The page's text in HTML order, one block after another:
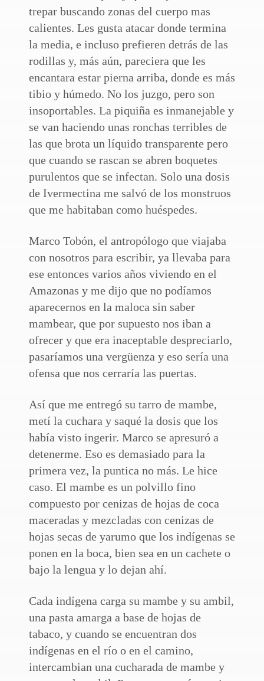
trepar buscando zonas del cuerpo mas
calientes. Les gusta atacar donde termina
la media, e incluso prefieren detrás de las
rodillas y, más aún, pareciera que les
encantara estar pierna arriba, donde es más
tibio y húmedo. No los juzgo, pero son
insoportables. La piquiña es inmanejable y
se van haciendo unas ronchas terribles de
las que brota un líquido transparente pero
que cuando se rascan se abren boquetes
purulentos que se infectan. Solo una dosis
de Ivermectina me salvó de los monstruos
que me habitaban como huéspedes.
Marco Tobón, el antropólogo que viajaba
con nosotros para escribir, ya llevaba para
ese entonces varios años viviendo en el
Amazonas y me dijo que no podíamos
aparecernos en la maloca sin saber
mambear, que por supuesto nos iban a
ofrecer y que era inaceptable despreciarlo,
pasaríamos una vergüenza y eso sería una
ofensa que nos cerraría las puertas.
Así que me entregó su tarro de mambe,
metí la cuchara y saqué la dosis que los
había visto ingerir. Marco se apresuró a
detenerme. Eso es demasiado para la
primera vez, la puntica no más. Le hice
caso. El mambe es un polvillo fino
compuesto por cenizas de hojas de coca
maceradas y mezcladas con cenizas de
hojas secas de yarumo que los indígenas se
ponen en la boca, bien sea en un cachete o
bajo la lengua y lo dejan ahí.
Cada indígena carga su mambe y su ambil,
una pasta amarga a base de hojas de
tabaco, y cuando se encuentran dos
indígenas en el río o en el camino,
intercambian una cucharada de mambe y